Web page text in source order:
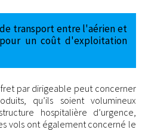
transport entre l'aérien et
un coût d'exploitation
par dirigeable peut concerner
qu’ils soient volumineux
hospitalière d’urgence,
vols ont également concerné le